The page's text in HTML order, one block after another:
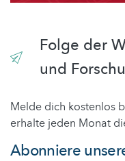
Folge der
und
Melde dich kostenlos
erhalte jeden Monat
Abonniere